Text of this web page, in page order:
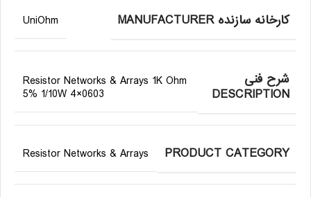
کارخانه سازنده MANUFACTURER UniOhm
شرح فنی
DESCRIPTION
Resistor Networks & Arrays 1K Ohm
5% 1/10W 4×0603
PRODUCT CATEGORY
Resistor Networks & Arrays